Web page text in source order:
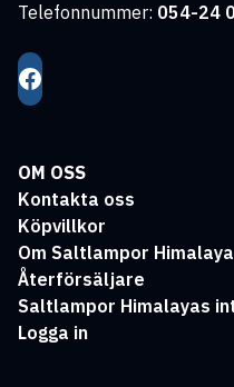
Telefonnummer: 054-24
OM OSS
Kontakta oss
Köpvillkor
Om Saltlampor Himalaya
Återförsäljare
Saltlampor Himalayas
Logga in